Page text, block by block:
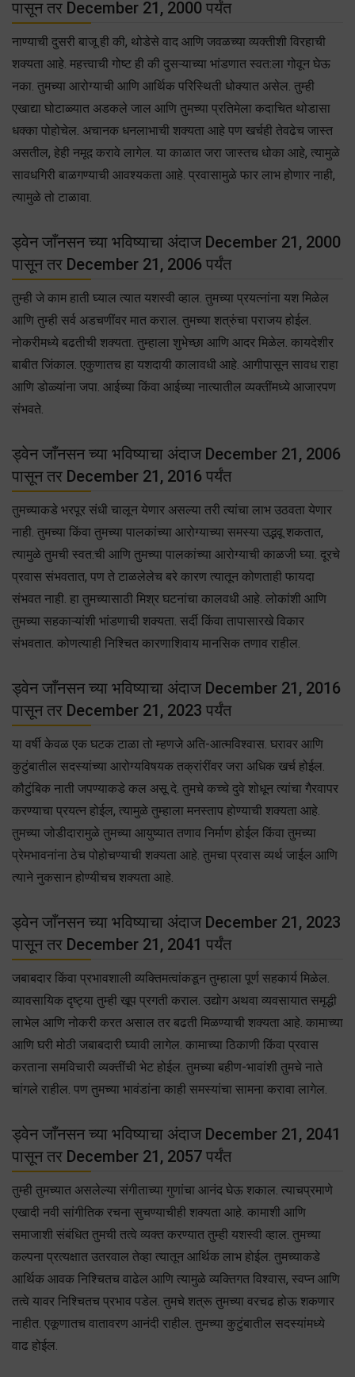
पासून तर December 21, 2000 पर्यंत
नाण्याची दुसरी बाजू ही की, थोडेसे वाद आणि जवळच्या व्यक्तीशी विरहाची
शक्यता आहे. महत्त्वाची गोष्ट ही की दुसऱ्याच्या भांडणात स्वत:ला गोवून घेऊ
नका. तुमच्या आरोग्याची आणि आर्थिक परिस्थिती धोक्यात असेल. तुम्ही
एखाद्या घोटाळ्यात अडकले जाल आणि तुमच्या प्रतिमेला कदाचित थोडासा
धक्का पोहोचेल. अचानक धनलाभाची शक्यता आहे पण खर्चही तेवढेच जास्त
असतील, हेही नमूद करावे लागेल. या काळात जरा जास्तच धोका आहे, त्यामुळे
सावधगिरी बाळगण्याची आवश्यकता आहे. प्रवासामुळे फार लाभ होणार नाही,
त्यामुळे तो टाळावा.
ड्वेन जाँनसन च्या भविष्याचा अंदाज December 21, 2000
पासून तर December 21, 2006 पर्यंत
तुम्ही जे काम हाती घ्याल त्यात यशस्वी व्हाल. तुमच्या प्रयत्नांना यश मिळेल
आणि तुम्ही सर्व अडचणींवर मात कराल. तुमच्या शत्रुंचा पराजय होईल.
नोकरीमध्ये बढतीची शक्यता. तुम्हाला शुभेच्छा आणि आदर मिळेल. कायदेशीर
बाबीत जिंकाल. एकुणातच हा यशदायी कालावधी आहे. आगीपासून सावध राहा
आणि डोळ्यांना जपा. आईच्या किंवा आईच्या नात्यातील व्यक्तींमध्ये आजारपण
संभवते.
ड्वेन जाँनसन च्या भविष्याचा अंदाज December 21, 2006
पासून तर December 21, 2016 पर्यंत
तुमच्याकडे भरपूर संधी चालून येणार असल्या तरी त्यांचा लाभ उठवता येणार
नाही. तुमच्या किंवा तुमच्या पालकांच्या आरोग्याच्या समस्या उद्भवू शकतात,
त्यामुळे तुमची स्वत:ची आणि तुमच्या पालकांच्या आरोग्याची काळजी घ्या. दूरचे
प्रवास संभवतात, पण ते टाळलेलेच बरे कारण त्यातून कोणताही फायदा
संभवत नाही. हा तुमच्यासाठी मिश्र घटनांचा कालवधी आहे. लोकांशी आणि
तुमच्या सहकाऱ्यांशी भांडणाची शक्यता. सर्दी किंवा तापासारखे विकार
संभवतात. कोणत्याही निश्चित कारणाशिवाय मानसिक तणाव राहील.
ड्वेन जाँनसन च्या भविष्याचा अंदाज December 21, 2016
पासून तर December 21, 2023 पर्यंत
या वर्षी केवळ एक घटक टाळा तो म्हणजे अति-आत्मविश्वास. घरावर आणि
कुटुंबातील सदस्यांच्या आरोग्यविषयक तक्रांरींवर जरा अधिक खर्च होईल.
कौटुंबिक नाती जपण्याकडे कल असू दे. तुमचे कच्चे दुवे शोधून त्यांचा गैरवापर
करण्याचा प्रयत्न होईल, त्यामुळे तुम्हाला मनस्ताप होण्याची शक्यता आहे.
तुमच्या जोडीदारामुळे तुमच्या आयुष्यात तणाव निर्माण होईल किंवा तुमच्या
प्रेमभावनांना ठेच पोहोचण्याची शक्यता आहे. तुमचा प्रवास व्यर्थ जाईल आणि
त्याने नुकसान होण्यीचच शक्यता आहे.
ड्वेन जाँनसन च्या भविष्याचा अंदाज December 21, 2023
पासून तर December 21, 2041 पर्यंत
जबाबदार किंवा प्रभावशाली व्यक्तिमत्वांकडून तुम्हाला पूर्ण सहकार्य मिळेल.
व्यावसायिक दृष्ट्या तुम्ही खूप प्रगती कराल. उद्योग अथवा व्यवसायात समृद्धी
लाभेल आणि नोकरी करत असाल तर बढती मिळण्याची शक्यता आहे. कामाच्या
आणि घरी मोठी जबाबदारी घ्यावी लागेल. कामाच्या ठिकाणी किंवा प्रवास
करताना समविचारी व्यक्तींची भेट होईल. तुमच्या बहीण-भावांशी तुमचे नाते
चांगले राहील. पण तुमच्या भावंडांना काही समस्यांचा सामना करावा लागेल.
ड्वेन जाँनसन च्या भविष्याचा अंदाज December 21, 2041
पासून तर December 21, 2057 पर्यंत
तुम्ही तुमच्यात असलेल्या संगीताच्या गुणांचा आनंद घेऊ शकाल. त्याचप्रमाणे
एखादी नवी सांगीतिक रचना सुचण्याचीही शक्यता आहे. कामाशी आणि
समाजाशी संबंधित तुमची तत्वे व्यक्त करण्यात तुम्ही यशस्वी व्हाल. तुमच्या
कल्पना प्रत्यक्षात उतरवाल तेव्हा त्यातून आर्थिक लाभ होईल. तुमच्याकडे
आर्थिक आवक निश्चितच वाढेल आणि त्यामुळे व्यक्तिगत विश्वास, स्वप्न आणि
तत्वे यावर निश्चितच प्रभाव पडेल. तुमचे शत्रू तुमच्या वरचढ होऊ शकणार
नाहीत. एकूणातच वातावरण आनंदी राहील. तुमच्या कुटुंबातील सदस्यांमध्ये
वाढ होईल.